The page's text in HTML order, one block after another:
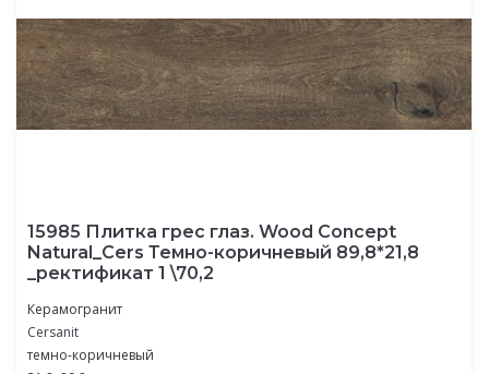
15985 Плитка грес глаз. Wood Concept
Natural_Cers Темно-коричневый 89,8*21,8
_ректификат 1 \70,2
Керамогранит
Cersanit
темно-коричневый